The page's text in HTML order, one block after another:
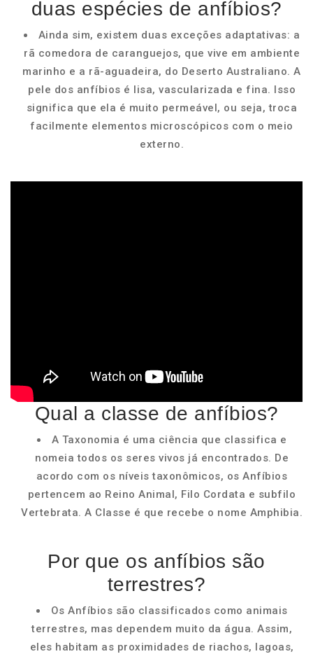
duas espécies de anfíbios?
Ainda sim, existem duas exceções adaptativas: a
rã comedora de caranguejos, que vive em ambiente
marinho e a rã-aguadeira, do Deserto Australiano. A
pele dos anfíbios é lisa, vascularizada e fina. Isso
significa que ela é muito permeável, ou seja, troca
facilmente elementos microscópicos com o meio
externo.
Qual a classe de anfíbios?
A Taxonomia é uma ciência que classifica e
nomeia todos os seres vivos já encontrados. De
acordo com os níveis taxonômicos, os Anfíbios
pertencem ao Reino Animal, Filo Cordata e subfilo
Vertebrata. A Classe é que recebe o nome Amphibia.
Por que os anfíbios são
terrestres?
Os Anfíbios são classificados como animais
terrestres, mas dependem muito da água. Assim,
eles habitam as proximidades de riachos, lagoas,